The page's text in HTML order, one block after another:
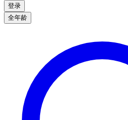
登录
全年龄